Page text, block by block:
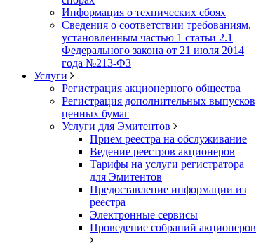
Информация о технических сбоях
Сведения о соответствии требованиям,
установленным частью 1 статьи 2.1
Федерального закона от 21 июля 2014
года №213-ФЗ
Услуги
Регистрация акционерного общества
Регистрация дополнительных выпусков
ценных бумаг
Услуги для Эмитентов
Прием реестра на обслуживание
Ведение реестров акционеров
Тарифы на услуги регистратора
для Эмитентов
Предоставление информации из
реестра
Электронные сервисы
Проведение собраний акционеров